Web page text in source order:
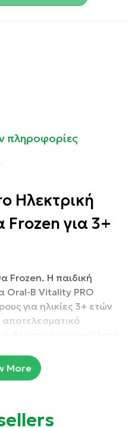
πληροφορίες
Ηλεκτρική
για 3+
Frozen. Η παιδική
Oral-B Vitality PRO
για ηλικίες 3+ ετών
Oral-B, εκτός από τις
More